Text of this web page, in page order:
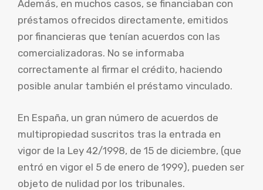
Además, en muchos casos, se financiaban con
préstamos ofrecidos directamente, emitidos
por financieras que tenían acuerdos con las
comercializadoras. No se informaba
correctamente al firmar el crédito, haciendo
posible anular también el préstamo vinculado.
En España, un gran número de acuerdos de
multipropiedad suscritos tras la entrada en
vigor de la Ley 42/1998, de 15 de diciembre, (que
entró en vigor el 5 de enero de 1999), pueden ser
objeto de nulidad por los tribunales.